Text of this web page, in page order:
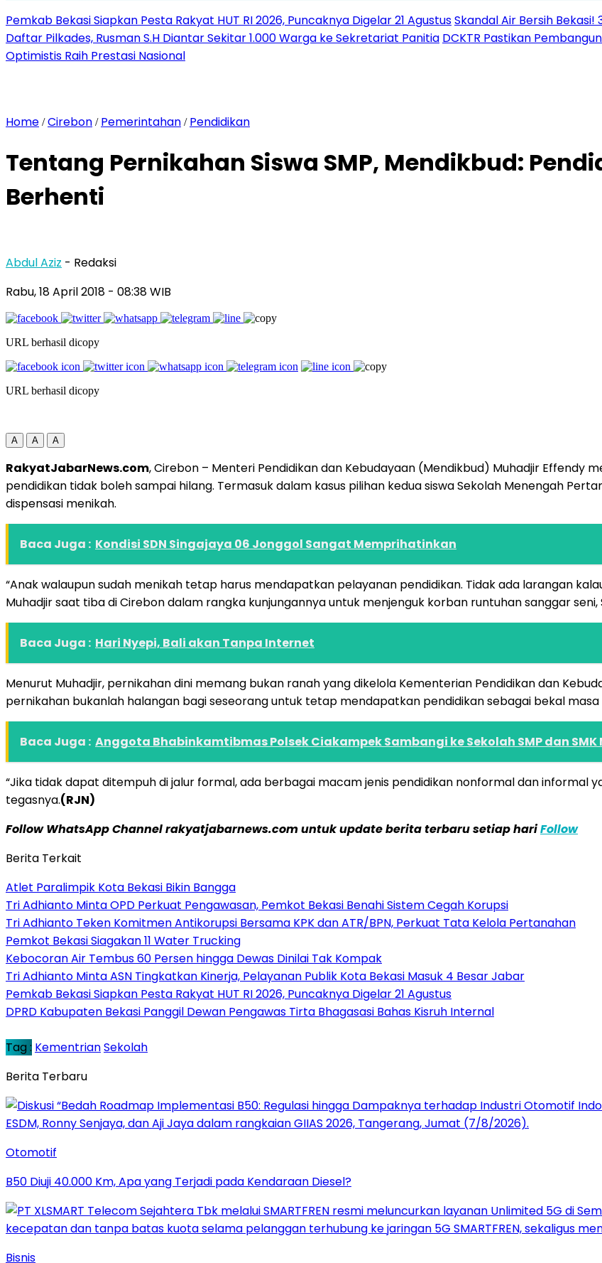
Pemkab Bekasi Siapkan Pesta Rakyat HUT RI 2026, Puncaknya Digelar 21 AgustusSkandal Air Bersih Bekasi!
Daftar Pilkades, Rusman S.H Diantar Sekitar 1.000 Warga ke Sekretariat Panitia DCKTR Pastikan
Optimistis Raih Prestasi Nasional
Home /Cirebon / Pemerintahan / Pendidikan
Tentang Pernikahan Siswa SMP, Mendikbud:
Berhenti
Abdul Aziz - Redaksi
Rabu, 18 April 2018 - 08:38 WIB
URL berhasil dicopy
URL berhasil dicopy
A A A
RakyatJabarNews.com, Cirebon – Menteri Pendidikan dan Kebudayaan (Mendikbud) Muhadjir Effendy
pendidikan tidak boleh sampai hilang. Termasuk dalam kasus pilihan kedua siswa Sekolah Menengah
dispensasi menikah.
Baca Juga : Kondisi SDN Singajaya 06 Jonggol Sangat Memprihatinkan
“Anak walaupun sudah menikah tetap harus mendapatkan pelayanan pendidikan. Tidak ada larangan
Muhadjir saat tiba di Cirebon dalam rangka kunjungannya untuk menjenguk korban runtuhan sanggar
Baca Juga : Hari Nyepi, Bali akan Tanpa Internet
Menurut Muhadjir, pernikahan dini memang bukan ranah yang dikelola Kementerian Pendidikan dan
pernikahan bukanlah halangan bagi seseorang untuk tetap mendapatkan pendidikan sebagai bekal masa
Baca Juga : Anggota Bhabinkamtibmas Polsek Ciakampek Sambangi ke Sekolah SMP dan
“Jika tidak dapat ditempuh di jalur formal, ada berbagai macam jenis pendidikan nonformal dan informal
tegasnya.(RJN)
Follow WhatsApp Channel rakyatjabarnews.com untuk update berita terbaru setiap hariFollow
Berita Terkait
Atlet Paralimpik Kota Bekasi Bikin Bangga
Tri Adhianto Minta OPD Perkuat Pengawasan, Pemkot Bekasi Benahi Sistem Cegah Korupsi
Tri Adhianto Teken Komitmen Antikorupsi Bersama KPK dan ATR/BPN, Perkuat Tata Kelola Pertanahan
Pemkot Bekasi Siagakan 11 Water Trucking
Kebocoran Air Tembus 60 Persen hingga Dewas Dinilai Tak Kompak
Tri Adhianto Minta ASN Tingkatkan Kinerja, Pelayanan Publik Kota Bekasi Masuk 4 Besar Jabar
Pemkab Bekasi Siapkan Pesta Rakyat HUT RI 2026, Puncaknya Digelar 21 Agustus
DPRD Kabupaten Bekasi Panggil Dewan Pengawas Tirta Bhagasasi Bahas Kisruh Internal
Tag : KementrianSekolah
Berita Terbaru
Otomotif
B50 Diuji 40.000 Km, Apa yang Terjadi pada Kendaraan Diesel?
Bisnis